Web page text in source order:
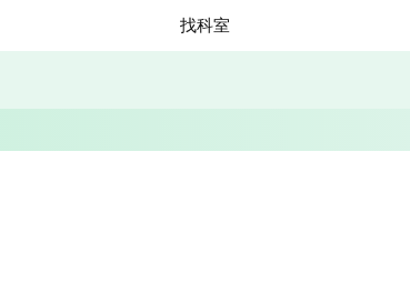
找科室